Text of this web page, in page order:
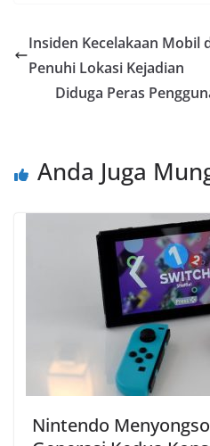
Insiden Kecelakaan Mobil
Penuhi Lokasi Kejadian
Diduga Peras
Anda Juga
Nintendo